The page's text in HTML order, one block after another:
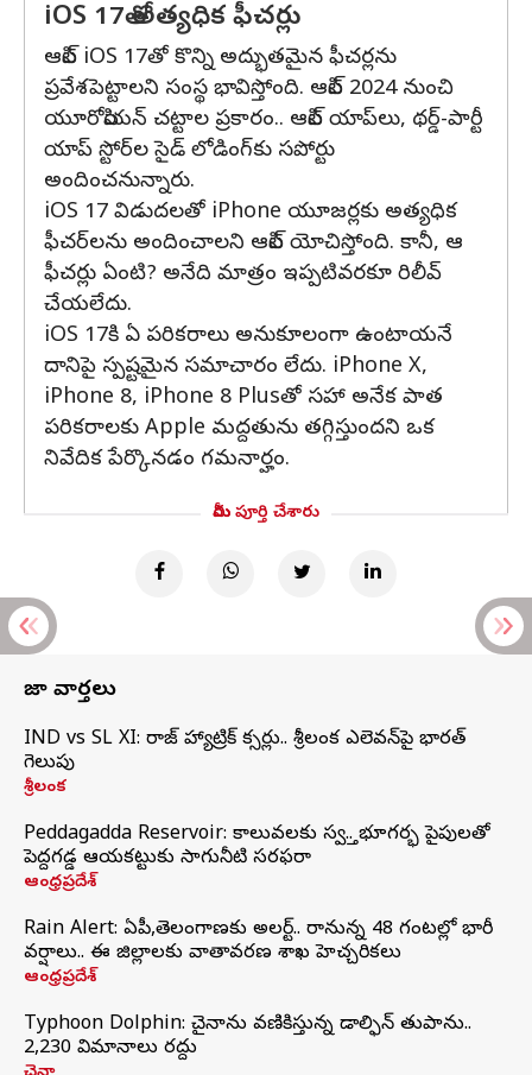
iOS 17తో అత్యధిక ఫీచర్లు
ఆపిల్ iOS 17తో కొన్ని అద్భుతమైన ఫీచర్లను
ప్రవేశపెట్టాలని సంస్థ భావిస్తోంది. ఆపిల్ 2024 నుంచి
యూరోపియన్ చట్టాల ప్రకారం.. ఆపిల్ యాప్‌లు, థర్డ్-పార్టీ
యాప్ స్టోర్‌ల సైడ్‌ లోడింగ్‌కు సపోర్టు
అందించనున్నారు.
iOS 17 విడుదలతో iPhone యూజర్లకు అత్యధిక
ఫీచర్‌లను అందించాలని ఆపిల్ యోచిస్తోంది. కానీ, ఆ
ఫీచర్లు ఏంటి? అనేది మాత్రం ఇప్పటివరకూ రిలీవ్
చేయలేదు.
iOS 17కి ఏ పరికరాలు అనుకూలంగా ఉంటాయనే
దానిపై స్పష్టమైన సమాచారం లేదు. iPhone X,
iPhone 8, iPhone 8 Plusతో సహా అనేక పాత
పరికరాలకు Apple మద్దతును తగ్గిస్తుందని ఒక
నివేదిక పేర్కొనడం గమనార్హం.
మీరు పూర్తి చేశారు
తాజా వార్తలు
IND vs SL XI: సిరాజ్‌ హ్యాట్రిక్‌ సిక్సర్లు.. శ్రీలంక ఎలెవన్‌పై భారత్‌
గెలుపు
శ్రీలంక
Peddagadda Reservoir: కాలువలకు స్వస్తి.. భూగర్భ పైపులతో
పెద్దగడ్డ ఆయకట్టుకు సాగునీటి సరఫరా
ఆంధ్రప్రదేశ్
Rain Alert: ఏపీ,తెలంగాణకు అలర్ట్.. రానున్న 48 గంటల్లో భారీ
వర్షాలు.. ఈ జిల్లాలకు వాతావరణ శాఖ హెచ్చరికలు
ఆంధ్రప్రదేశ్
Typhoon Dolphin: చైనాను వణికిస్తున్న డాల్ఫిన్‌ తుపాను..
2,230 విమానాలు రద్దు